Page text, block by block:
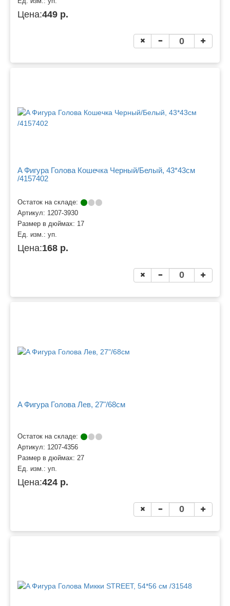
Цена:449 р.
A Фигура Голова Кошечка Черный/Белый, 43*43см
/4157402
Остаток на складе:
Артикул: 1207-3930
Размер в дюймах: 17
Ед. изм.: уп.
Цена:168 р.
A Фигура Голова Лев, 27"/68см
Остаток на складе:
Артикул: 1207-4356
Размер в дюймах: 27
Ед. изм.: уп.
Цена:424 р.